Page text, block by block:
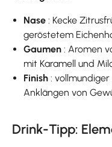
Nase: Kecke
geröstetem
Gaumen: Aromen
mit Karamell und
Finish:
Anklängen von
Drink-Tipp: